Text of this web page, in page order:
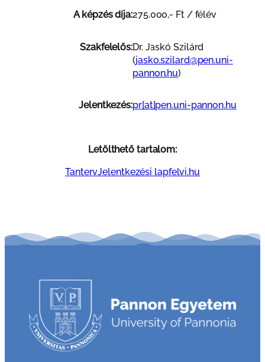
A képzés díja:275.000,- Ft / félév
Szakfelelős:Dr. Jaskó Szilárd
(jasko.szilard@pen.uni-
pannon.hu)
Jelentkezés:pr[at]pen.uni-pannon.hu
Letölthető tartalom:
TantervJelentkezési lapfelvi.hu